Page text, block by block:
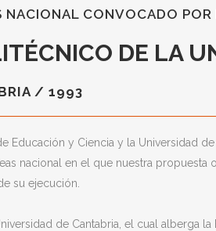
NACIONAL CONVOCADO
DE LA
/ 1993
Educación y Ciencia y la Universidad de
nacional en el que nuestra propuesta
su ejecución.
de Cantabria, el cual alberga la